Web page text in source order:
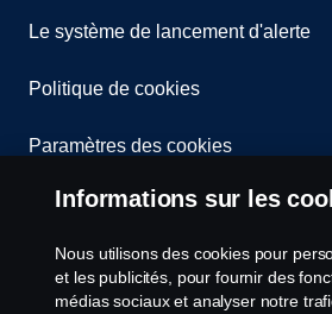
Le système de lancement d'alerte
Politique de cookies
Paramètres des cookies
Informations sur les
Nous utilisons des cookies pour
et les publicités, pour fournir des
médias sociaux et analyser notre